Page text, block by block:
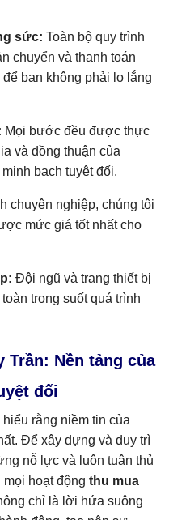
sức: Toàn bộ quy trình
chuyển và thanh toán
bạn không phải lo lắng
Mọi bước đều được thực
và đồng thuận của
bạch tuyệt đối.
chuyên nghiệp, chúng tôi
mức giá tốt nhất cho
Đội ngũ và trang thiết bị
trong suốt quá trình
Trần: Nền tảng của
đối
hiểu rằng niềm tin của
Để xây dựng và duy trì
nỗ lực và luôn tuân thủ
hoạt động thu mua
chỉ là lời hứa suông